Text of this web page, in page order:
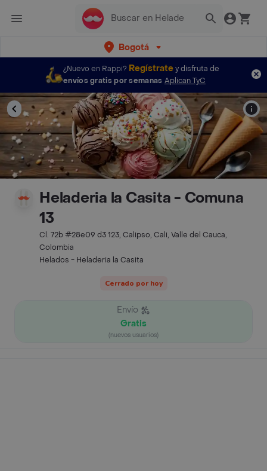
Bogotá
¿Nuevo en Rappi? Regístratey disfruta de
envíos gratis por semanas Aplican TyC
Heladeria la Casita - Comuna
13
Cl. 72b #28e09 d3 123, Calipso, Cali, Valle del Cauca,
Colombia
Helados - Heladeria la Casita
Cerrado por hoy
Envío
Gratis
(nuevos usuarios)